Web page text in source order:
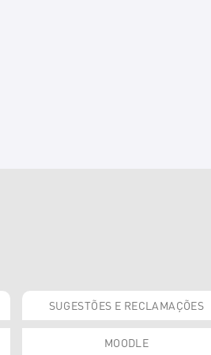
SUGESTÕES E RECLAMAÇÕES
MOODLE